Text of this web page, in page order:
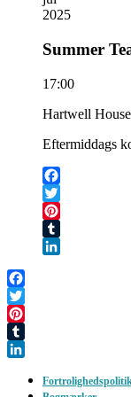
2025
Summer
17:00
Hartwell
Eftermiddags
Facebook
Twitter
Pinterest
Tumblr
Facebook
Twitter
Pinterest
Tumblr